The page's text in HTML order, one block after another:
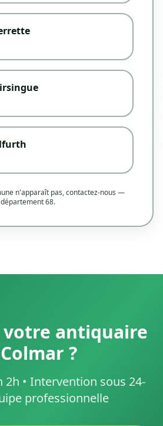
n'apparaît pas, contactez-nous —
68.
antiquaire
?
2h • Intervention sous 24-
professionnelle